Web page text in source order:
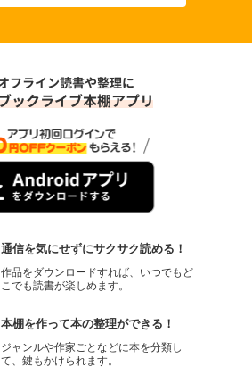
通信を気にせずにサクサク読める！
作品をダウンロードすれば、いつでもど
こでも読書が楽しめます。
本棚を作って本の整理ができる！
ジャンルや作家ごとなどに本を分類し
て、鍵もかけられます。